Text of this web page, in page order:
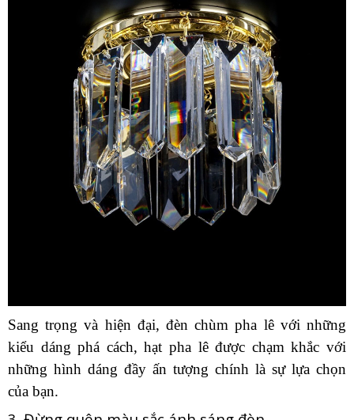
Sang trọng và hiện đại, đèn chùm pha lê với những
kiểu dáng phá cách, hạt pha lê được chạm khắc với
những hình dáng đầy ấn tượng chính là sự lựa chọn
của bạn.